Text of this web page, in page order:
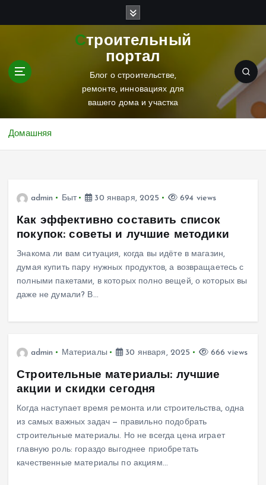
Строительный
портал
Блог о строительстве,
ремонте, инновациях для
вашего дома и участка
Домашняя
admin Быт 30 января, 2025 694 views
Как эффективно составить список
покупок: советы и лучшие методики
Знакома ли вам ситуация, когда вы идёте в магазин,
думая купить пару нужных продуктов, а возвращаетесь с
полными пакетами, в которых полно вещей, о которых вы
даже не думали? В…
admin Материалы 30 января, 2025 666 views
Строительные материалы: лучшие
акции и скидки сегодня
Когда наступает время ремонта или строительства, одна
из самых важных задач — правильно подобрать
строительные материалы. Но не всегда цена играет
главную роль: гораздо выгоднее приобретать
качественные материалы по акциям…